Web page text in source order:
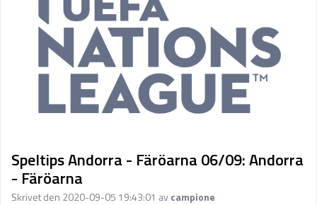
Speltips Andorra - Färöarna 06/09: Andorra
- Färöarna
Skrivet den 2020-09-05 19:43:01 avcampione